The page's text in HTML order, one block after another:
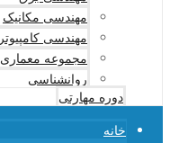
مهندسی مکانیک
مهندسی کامپیوتر
مجموعه معماری
روانشناسی
دوره مهارتی
خانه